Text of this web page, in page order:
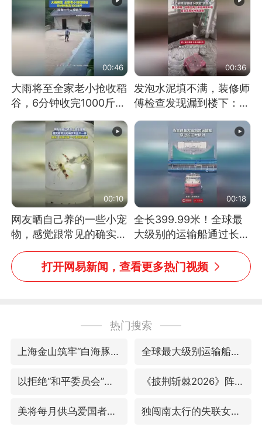
00:46
大雨将至全家老小抢收稻
谷，6分钟收完1000斤，
没有一个人掉链子
00:36
发泡水泥填不满，装修师
傅检查发现漏到楼下：出
风口未延伸到外墙
00:10
网友晒自己养的一些小宠
物，感觉跟常见的确实有
些不一样
00:18
全长399.99米！全球最
大级别的运输船通过长江
大桥这一幕，太震撼了！
打开网易新闻，查看更多热门视频
热门搜索
上海金山筑牢“白海豚”防汛屏障 全球最大级别运输船通过长江大桥
以拒绝“和平委员会”的加沙和平计划 《披荆斩棘2026》阵容官宣
美将每月供乌爱国者拦截导弹 独闯南太行的失联女生最后轨迹已确认